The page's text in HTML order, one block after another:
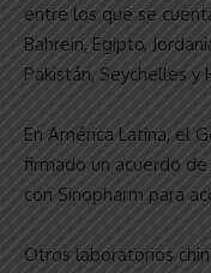
entre los que se
Bahrein, Egipto,
Pakistán, Seychelles y
En América Latina, el
firmado un acuerdo
con Sinopharm para
Otros laboratorios